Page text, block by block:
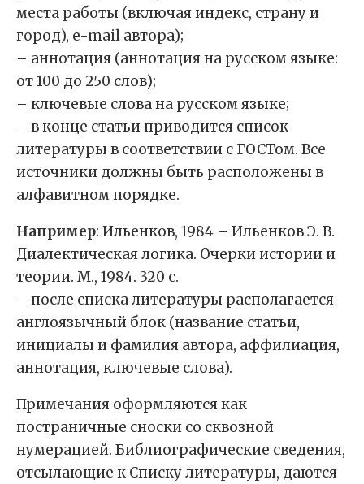
места работы (включая индекс, страну и
город), e-mail автора);
– аннотация (аннотация на русском языке:
от 100 до 250 слов);
– ключевые слова на русском языке;
– в конце статьи приводится список
литературы в соответствии с ГОСТом. Все
источники должны быть расположены в
алфавитном порядке.
Например: Ильенков, 1984 – Ильенков Э. В.
Диалектическая логика. Очерки истории и
теории. М., 1984. 320 c.
– после списка литературы располагается
англоязычный блок (название статьи,
инициалы и фамилия автора, аффилиация,
аннотация, ключевые слова).
Примечания оформляются как
постраничные сноски со сквозной
нумерацией. Библиографические сведения,
отсылающие к Списку литературы, даются